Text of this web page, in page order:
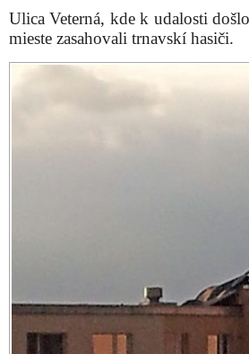
Ulica Veterná, kde k udalosti
mieste zasahovali trnavskí hasiči.